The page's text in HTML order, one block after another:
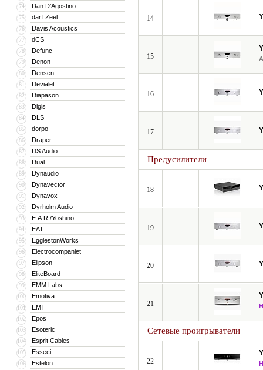
74 Dan D’Agostino
75 darTZeel
76 Davis Acoustics
77 dCS
78 Defunc
79 Denon
80 Densen
81 Devialet
82 Diapason
83 Digis
84 DLS
85 dorpo
86 Draper
87 DS Audio
88 Dual
89 Dynaudio
90 Dynavector
91 Dynavox
92 Dyrholm Audio
93 E.A.R./Yoshino
94 EAT
95 EgglestonWorks
96 Electrocompaniet
97 Elipson
98 EliteBoard
99 EMM Labs
100 Emotiva
101 EMT
102 Epos
103 Esoteric
104 Esprit Cables
105 Esseci
106 Estelon
14
15
16
17
Предусилители
18
19
20
21
Сетевые проигрыватели
22